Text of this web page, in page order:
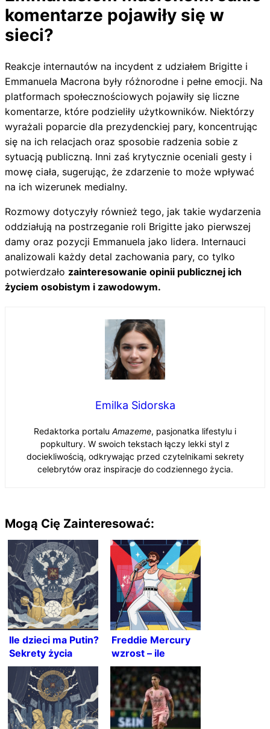
komentarze pojawiły się w
sieci?
Reakcje internautów na incydent z udziałem Brigitte i
Emmanuela Macrona były różnorodne i pełne emocji. Na
platformach społecznościowych pojawiły się liczne
komentarze, które podzieliły użytkowników. Niektórzy
wyrażali poparcie dla prezydenckiej pary, koncentrując
się na ich relacjach oraz sposobie radzenia sobie z
sytuacją publiczną. Inni zaś krytycznie oceniali gesty i
mowę ciała, sugerując, że zdarzenie to może wpływać
na ich wizerunek medialny.
Rozmowy dotyczyły również tego, jak takie wydarzenia
oddziałują na postrzeganie roli Brigitte jako pierwszej
damy oraz pozycji Emmanuela jako lidera. Internauci
analizowali każdy detal zachowania pary, co tylko
potwierdzało zainteresowanie opinii publicznej ich
życiem osobistym i zawodowym.
Emilka Sidorska
Redaktorka portalu Amazeme, pasjonatka lifestylu i
popkultury. W swoich tekstach łączy lekki styl z
dociekliwością, odkrywając przed czytelnikami sekrety
celebrytów oraz inspiracje do codziennego życia.
Mogą Cię Zainteresować:
Ile dzieci ma Putin?
Sekrety życia
Władimira Putina
Freddie Mercury
wzrost – ile
naprawdę miał
wzrostu?